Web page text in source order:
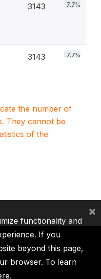
3143 7.7%
3143 7.7%
the number of
They cannot be
of the
MIGA ICSID
functionality and
If you
beyond this page,
browser. To learn
.
×